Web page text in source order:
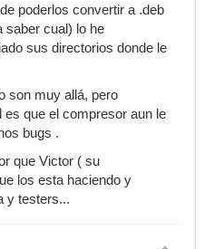
poderlos convertir a .deb
saber cual) lo he
sus directorios donde le
son muy allá, pero
es que el compresor aun le
bugs .
que Victor ( su
los esta haciendo y
y testers...